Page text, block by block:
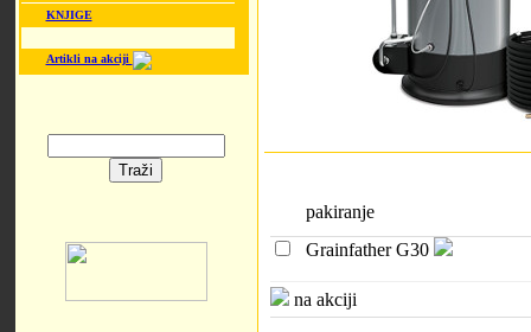
KNJIGE
Artikli na akciji
pakiranje
Grainfather G30
na akciji